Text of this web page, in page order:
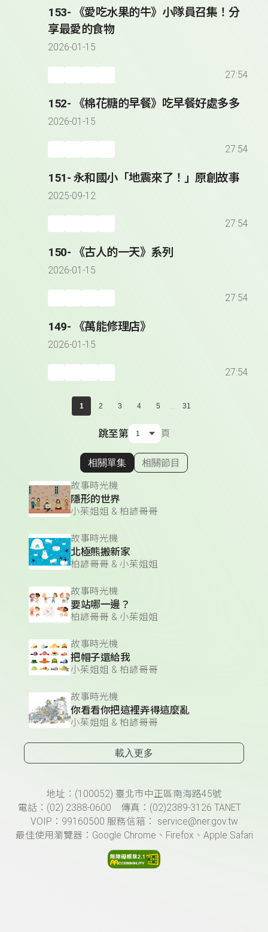
153- 《愛吃水果的牛》小隊員召集！分
享最愛的食物
2026-01-15
27:54
152- 《棉花糖的早餐》吃早餐好處多多
2026-01-15
27:54
151- 永和國小「地震來了！」原創故事
2025-09-12
27:54
150- 《古人的一天》系列
2026-01-15
27:54
149- 《萬能修理店》
2026-01-15
27:54
1 2 3 4 5 ... 31
跳至第 頁
顯示相關單集
相關單集 相關節目
故事時光機
隱形的世界
小茱姐姐 & 柏諺哥哥
故事時光機
北極熊搬新家
柏諺哥哥 & 小茱姐姐
故事時光機
要站哪一邊？
柏諺哥哥 & 小茱姐姐
故事時光機
把帽子還給我
小茱姐姐 & 柏諺哥哥
故事時光機
你看看你把這裡弄得這麼亂
小茱姐姐 & 柏諺哥哥
載入更多
頁尾資訊地址：(100052) 臺北市中正區南海路45號
電話：(02) 2388-0600 傳真：(02)2389-3126 TANET
VOIP：99160500 服務信箱： service@ner.gov.tw
最佳使用瀏覽器：Google Chrome、Firefox、Apple Safari